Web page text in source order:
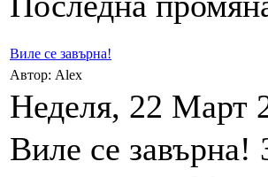
Виле се завърна!
Автор: Alex
Неделя, 22 Март
Виле се завърна!